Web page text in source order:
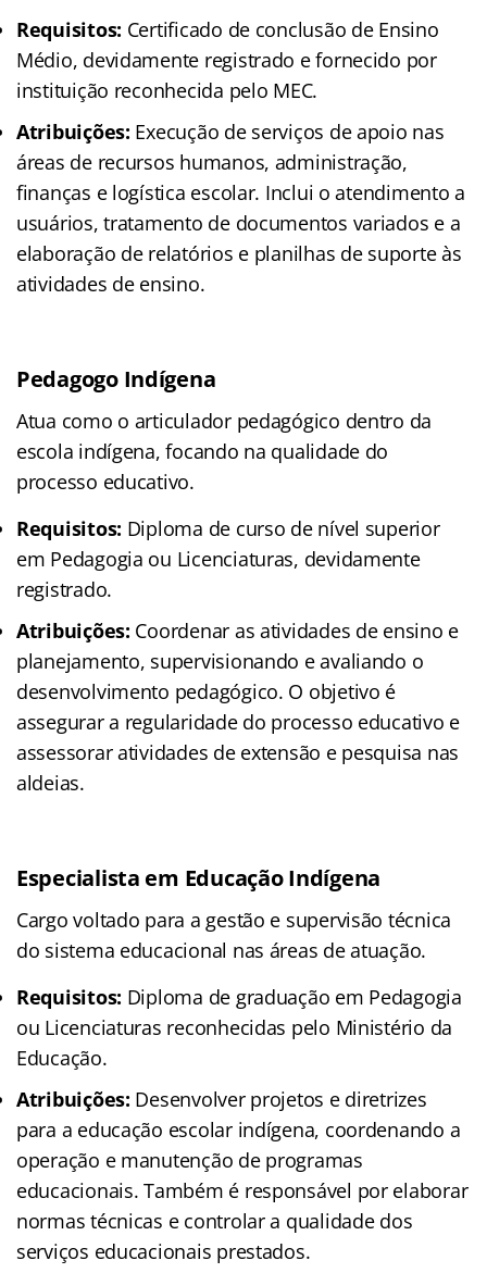
Requisitos: Certificado de conclusão de Ensino
Médio, devidamente registrado e fornecido por
instituição reconhecida pelo MEC.
Atribuições: Execução de serviços de apoio nas
áreas de recursos humanos, administração,
finanças e logística escolar. Inclui o atendimento a
usuários, tratamento de documentos variados e a
elaboração de relatórios e planilhas de suporte às
atividades de ensino.
Pedagogo Indígena
Atua como o articulador pedagógico dentro da
escola indígena, focando na qualidade do
processo educativo.
Requisitos: Diploma de curso de nível superior
em Pedagogia ou Licenciaturas, devidamente
registrado.
Atribuições: Coordenar as atividades de ensino e
planejamento, supervisionando e avaliando o
desenvolvimento pedagógico. O objetivo é
assegurar a regularidade do processo educativo e
assessorar atividades de extensão e pesquisa nas
aldeias.
Especialista em Educação Indígena
Cargo voltado para a gestão e supervisão técnica
do sistema educacional nas áreas de atuação.
Requisitos: Diploma de graduação em Pedagogia
ou Licenciaturas reconhecidas pelo Ministério da
Educação.
Atribuições: Desenvolver projetos e diretrizes
para a educação escolar indígena, coordenando a
operação e manutenção de programas
educacionais. Também é responsável por elaborar
normas técnicas e controlar a qualidade dos
serviços educacionais prestados.